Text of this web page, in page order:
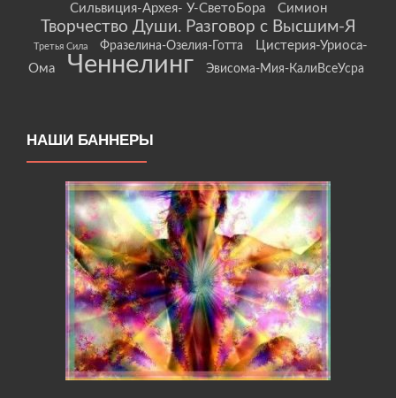
Сильвиция-Архея- У-СветоБора Симион
Творчество Души. Разговор с Высшим-Я
Третья Сила Фразелина-Озелия-Готта
Цистерия-Уриоса-
Ома
Ченнелинг Эвисома-Мия-КалиВсеУсра
НАШИ БАННЕРЫ